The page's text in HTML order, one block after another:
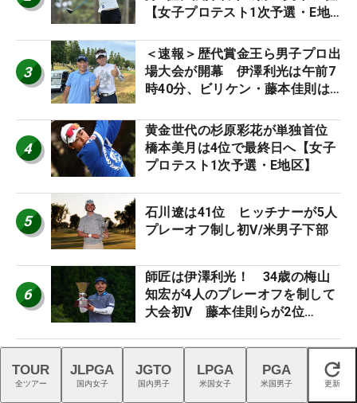
【女子プロテスト1次予選・E地
3
＜速報＞歴代賞金王ら男子プロ出
場大会が開幕 伊澤利光は午前7
時40分、ビリケン・藤本佳則は
STAGE JOYX OPEN】
4
黄金世代の杉原彩花が単独首位
橋本美月は4位で最終日へ【女子
プロテスト1次予選・E地区】
5
石川遼は41位 ヒッチナーが5人
プレーオフ制し初V/米男子下部
6
師匠は伊澤利光！ 34歳の梅山
知宏が4人のプレーオフを制して
大会初V 藤本佳則らが2位
ランキングをもっと見る
閉じる
TOUR
全ツアー
JLPGA
国内女子
JGTO
国内男子
LPGA
米国女子
PGA
米国男子 更新